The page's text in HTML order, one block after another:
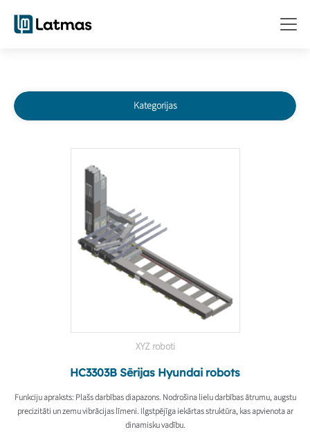
Kategorijas
XYZ roboti
HC3303B Sērijas Hyundai robots
Funkciju apraksts: Plašs darbības diapazons. Nodrošina lielu darbības ātrumu, augstu
precizitāti un zemu vibrācijas līmeni. Ilgstpējīga iekārtas struktūra, kas apvienota ar
dinamisku vadību.